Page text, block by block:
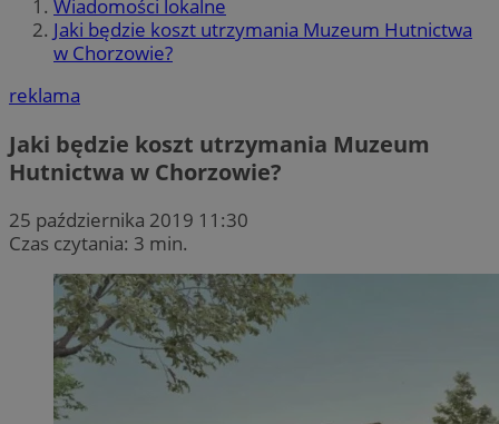
Wiadomości lokalne
Jaki będzie koszt utrzymania Muzeum Hutnictwa
w Chorzowie?
reklama
Jaki będzie koszt utrzymania Muzeum
Hutnictwa w Chorzowie?
25 października 2019 11:30
Czas czytania: 3 min.